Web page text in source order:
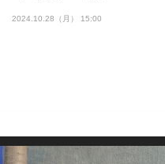
2024.10.28（月） 15:00